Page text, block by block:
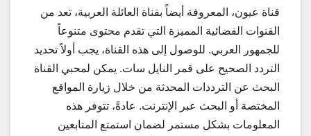
قناة عيون، المعروفة أيضاً بقناة العائلة العربية، تعد من
القنوات الفضائية المميزة التي تقدم محتوى متنوعاً
للجمهور العربي. للوصول إلى هذه القناة، يجب أولاً تحديد
التردد الصحيح على قمر النايل سات. يمكن لمحبي القناة
البحث عن الترددات المحدثة من خلال زيارة المواقع
المختصة أو البحث عبر الإنترنت. عادةً، تتوفر هذه
المعلومات بشكل مستمر لضمان استمتع المتابعين